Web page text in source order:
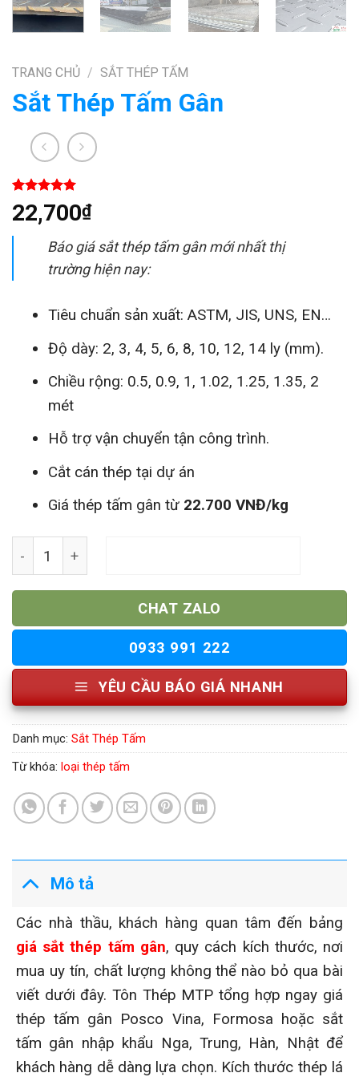
TRANG CHỦ / SẮT THÉP TẤM
Sắt Thép Tấm Gân
5.00trên 5
dựa trên
1
22,700₫
Báo giá sắt thép tấm gân mới nhất thị
trường hiện nay:
Tiêu chuẩn sản xuất: ASTM, JIS, UNS, EN…
Độ dày: 2, 3, 4, 5, 6, 8, 10, 12, 14 ly (mm).
Chiều rộng: 0.5, 0.9, 1, 1.02, 1.25, 1.35, 2
mét
Hỗ trợ vận chuyển tận công trình.
Cắt cán thép tại dự án
Giá thép tấm gân từ22.700 VNĐ/kg
CHAT ZALO
0933 991 222
YÊU CẦU BÁO GIÁ NHANH
Danh mục: Sắt Thép Tấm
Từ khóa: loại thép tấm
Mô tả
Các nhà thầu, khách hàng quan tâm đến bảng
giá sắt thép tấm gân, quy cách kích thước, nơi
mua uy tín, chất lượng không thể nào bỏ qua bài
viết dưới đây. Tôn Thép MTP tổng hợp ngay giá
thép tấm gân Posco Vina, Formosa hoặc sắt
tấm gân nhập khẩu Nga, Trung, Hàn, Nhật để
khách hàng dễ dàng lựa chọn. Kích thước thép lá